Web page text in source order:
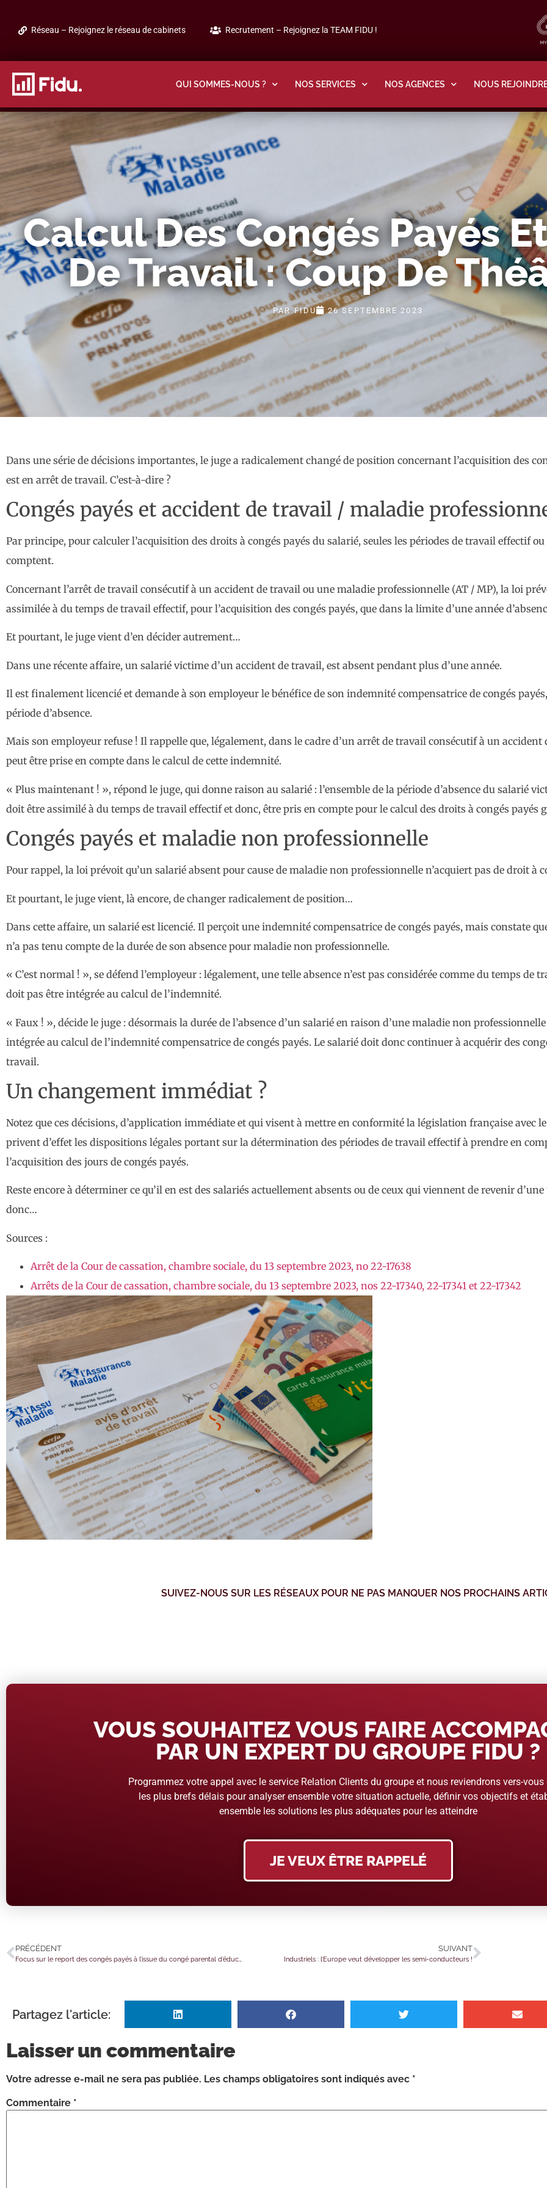
Réseau – Rejoignez le réseau de cabinets Recrutement – Rejoignez la TEAM FIDU !
QUI SOMMES-NOUS ? NOS SERVICES NOS AGENCES NOUS
Calcul Des Congés Payés
De Travail : Coup De
PARFIDU 26 SEPTEMBRE 2023
Dans une série de décisions importantes, le juge a radicalement changé de position concernant l’acquisition des
est en arrêt de travail. C’est-à-dire ?
Congés payés et accident de travail / maladie
Par principe, pour calculer l’acquisition des droits à congés payés du salarié, seules les périodes de travail effectif
comptent.
Concernant l’arrêt de travail consécutif à un accident de travail ou une maladie professionnelle (AT / MP), la loi
assimilée à du temps de travail effectif, pour l’acquisition des congés payés, que dans la limite d’une année
Et pourtant, le juge vient d’en décider autrement…
Dans une récente affaire, un salarié victime d’un accident de travail, est absent pendant plus d’une année.
Il est finalement licencié et demande à son employeur le bénéfice de son indemnité compensatrice de congés
période d’absence.
Mais son employeur refuse ! Il rappelle que, légalement, dans le cadre d’un arrêt de travail consécutif à un accident
peut être prise en compte dans le calcul de cette indemnité.
« Plus maintenant ! », répond le juge, qui donne raison au salarié : l’ensemble de la période d’absence du salarié
doit être assimilé à du temps de travail effectif et donc, être pris en compte pour le calcul des droits à congés payés
Congés payés et maladie non professionnelle
Pour rappel, la loi prévoit qu’un salarié absent pour cause de maladie non professionnelle n’acquiert pas de droit à
Et pourtant, le juge vient, là encore, de changer radicalement de position…
Dans cette affaire, un salarié est licencié. Il perçoit une indemnité compensatrice de congés payés, mais constate
n’a pas tenu compte de la durée de son absence pour maladie non professionnelle.
« C’est normal ! », se défend l’employeur : légalement, une telle absence n’est pas considérée comme du temps de
doit pas être intégrée au calcul de l’indemnité.
« Faux ! », décide le juge : désormais la durée de l’absence d’un salarié en raison d’une maladie non
intégrée au calcul de l’indemnité compensatrice de congés payés. Le salarié doit donc continuer à acquérir des
travail.
Un changement immédiat ?
Notez que ces décisions, d’application immédiate et qui visent à mettre en conformité la législation française avec
privent d’effet les dispositions légales portant sur la détermination des périodes de travail effectif à prendre en
l’acquisition des jours de congés payés.
Reste encore à déterminer ce qu’il en est des salariés actuellement absents ou de ceux qui viennent de revenir
donc…
Sources :
Arrêt de la Cour de cassation, chambre sociale, du 13 septembre 2023, no 22-17638
Arrêts de la Cour de cassation, chambre sociale, du 13 septembre 2023, nos 22-17340, 22-17341 et 22-17342
SUIVEZ-NOUS SUR LES RÉSEAUX POUR NE PAS MANQUER NOS PROCHAINS
VOUS SOUHAITEZ VOUS FAIRE
PAR UN EXPERT DU GROUPE FIDU ?
Programmez votre appel avec le service Relation Clients du groupe et nous reviendrons vers-vous
les plus brefs délais pour analyser ensemble votre situation actuelle, définir vos objectifs et
ensemble les solutions les plus adéquates pour les atteindre
JE VEUX ÊTRE RAPPELÉ
PRÉCÉDENT
Focus sur le report des congés payés à l’issue du congé parental d’éducation
SUIVANT
Industriels : l’Europe veut développer les semi-conducteurs !
Partagez l'article:
Laisser un commentaire
Votre adresse e-mail ne sera pas publiée. Les champs obligatoires sont indiqués avec *
Commentaire *